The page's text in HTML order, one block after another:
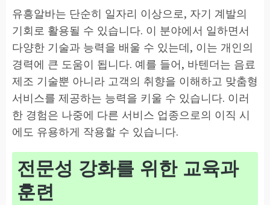
유흥알바는 단순히 일자리 이상으로, 자기 계발의
기회로 활용될 수 있습니다. 이 분야에서 일하면서
다양한 기술과 능력을 배울 수 있는데, 이는 개인의
경력에 큰 도움이 됩니다. 예를 들어, 바텐더는 음료
제조 기술뿐 아니라 고객의 취향을 이해하고 맞춤형
서비스를 제공하는 능력을 키울 수 있습니다. 이러
한 경험은 나중에 다른 서비스 업종으로의 이직 시
에도 유용하게 작용할 수 있습니다.
전문성 강화를 위한 교육과
훈련